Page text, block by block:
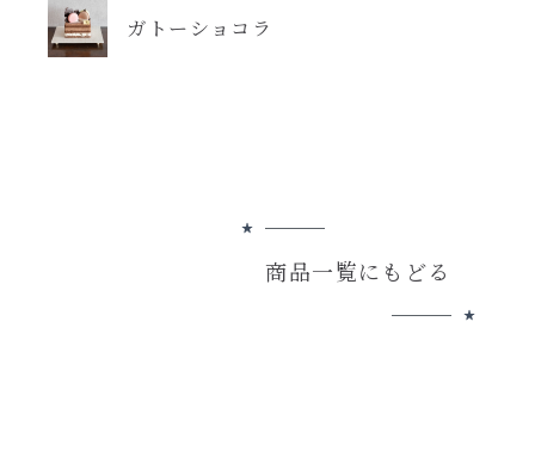
ガトーショコラ
商品一覧にもどる